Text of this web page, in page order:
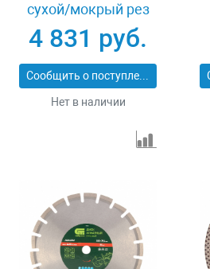
сухой/мокрый рез
Pro Matrix 731073
4 831 руб.
Сообщить о поступлении
Нет в наличии